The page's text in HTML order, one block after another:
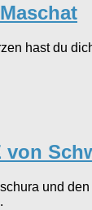
hast du
von
und